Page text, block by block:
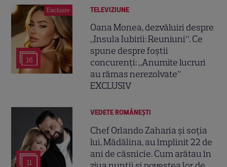
Exclusiv
16
TELEVIZIUNE
Oana Monea, dezvăluiri despre
„Insula Iubirii: Reuniuni”. Ce
spune despre foștii
concurenți: „Anumite lucruri
au rămas nerezolvate”
EXCLUSIV
11
VEDETE ROMÂNEŞTI
Chef Orlando Zaharia și soția
lui, Mădălina, au împlinit 22 de
ani de căsnicie. Cum arătau în